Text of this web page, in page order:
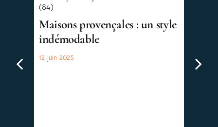
Maisons provençales : un style
indémodable
12 juin 2025